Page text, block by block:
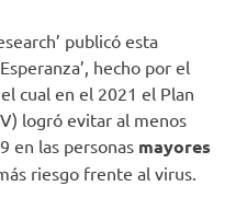
publicó esta
hecho por el
cual en el 2021 el Plan
logró evitar al menos
en las personas mayores
riesgo frente al virus.